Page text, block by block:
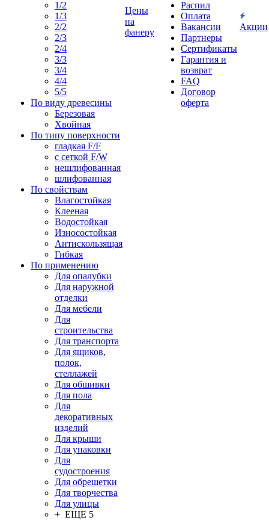
1/2
1/3
2/2
2/3
2/4
3/3
3/4
4/4
5/5
По виду древесины
Березовая
Хвойная
По типу поверхности
гладкая F/F
с сеткой F/W
нешлифованная
шлифованная
По свойствам
Влагостойкая
Клееная
Водостойкая
Износостойкая
Антискользящая
Гибкая
По применению
Для опалубки
Для наружной
отделки
Для мебели
Для
строительства
Для транспорта
Для ящиков,
полок,
стеллажей
Для обшивки
Для пола
Для
декоративных
изделий
Для крыши
Для упаковки
Для
судостроения
Для обрешетки
Для творчества
Для улицы
+ ЕЩЕ 5
Цены
на
фанеру
Распил
Оплата
Вакансии
Партнеры
Сертификаты
Гарантия и
возврат
FAQ
Договор
оферта
Акции